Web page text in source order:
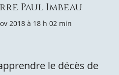
Paul Imbeau
2018 à 18 h 02 min
le décès de